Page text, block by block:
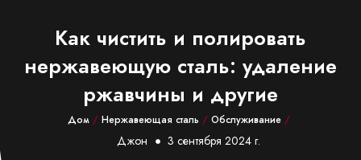
Как чистить и полировать
нержавеющую сталь: удаление
ржавчины и другие
Дом / Нержавеющая сталь / Обслуживание /
Джон 3 сентября 2024 г.